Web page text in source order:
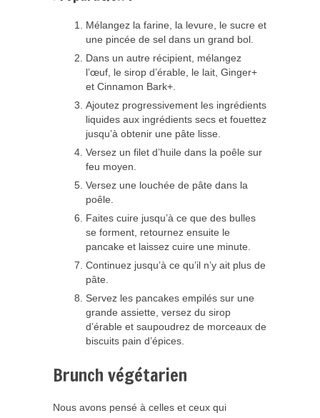
Mélangez la farine, la levure, le sucre et
une pincée de sel dans un grand bol.
Dans un autre récipient, mélangez
l’œuf, le sirop d’érable, le lait, Ginger+
et Cinnamon Bark+.
Ajoutez progressivement les ingrédients
liquides aux ingrédients secs et fouettez
jusqu’à obtenir une pâte lisse.
Versez un filet d’huile dans la poêle sur
feu moyen.
Versez une louchée de pâte dans la
poêle.
Faites cuire jusqu’à ce que des bulles
se forment, retournez ensuite le
pancake et laissez cuire une minute.
Continuez jusqu’à ce qu’il n’y ait plus de
pâte.
Servez les pancakes empilés sur une
grande assiette, versez du sirop
d’érable et saupoudrez de morceaux de
biscuits pain d’épices.
Brunch végétarien
Nous avons pensé à celles et ceux qui